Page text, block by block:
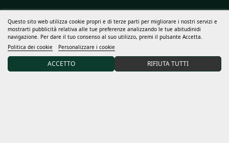
Il mio conto
Termini e condizioni
Scopri Sweet Seeds®
Questo sito web utilizza cookie propri e di terze parti per migliorare i nostri servizi e
mostrarti pubblicità relativa alle tue preferenze analizzando le tue abitudinidi
navigazione. Per dare il tuo consenso al suo utilizzo, premi il pulsante Accetta.
Politica dei cookie
Personalizzare i cookie
RIFIUTA TUTTI
ACCETTO